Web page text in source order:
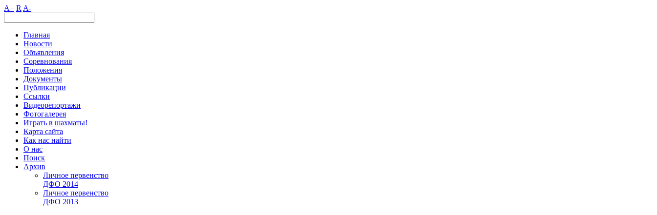
A+ R A-
Главная
Новости
Объявления
Соревнования
Положения
Документы
Публикации
Ссылки
Видеорепортажи
Фотогалерея
Играть в шахматы!
Карта сайта
Как нас найти
О нас
Поиск
Архив
Личное первенство
ДФО 2014
Личное первенство
ДФО 2013